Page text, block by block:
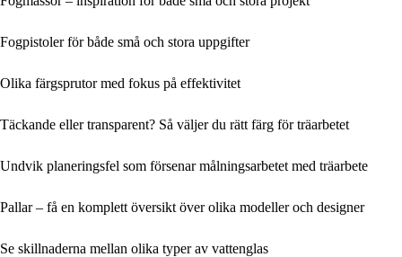
Fogpistoler för både små och stora uppgifter
Olika färgsprutor med fokus på effektivitet
Täckande eller transparent? Så väljer du rätt färg för träarbetet
Undvik planeringsfel som försenar målningsarbetet med träarbete
Pallar – få en komplett översikt över olika modeller och designer
Se skillnaderna mellan olika typer av vattenglas